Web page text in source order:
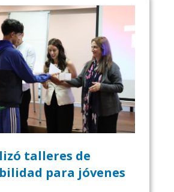
talleres de
para jóvenes